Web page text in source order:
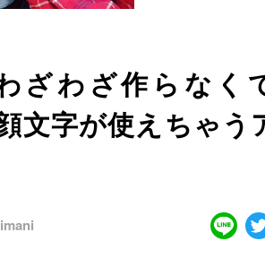
ざわざ作らなく
文字が使えちゃう